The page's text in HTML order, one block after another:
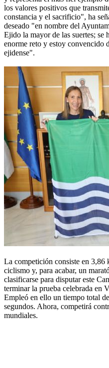
los valores positivos que
constancia y el sacrificio", ha
deseado "en nombre del
Ejido la mayor de las suertes; se
enorme reto y estoy convencido
ejidense".
La competición consiste en 3,86
ciclismo y, para acabar, un
clasificarse para disputar este
terminar la prueba celebrada en
Empleó en ello un tiempo total
segundos. Ahora, competirá
mundiales.